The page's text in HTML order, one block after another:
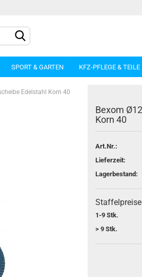
Konto erstellen
Passwort vergessen?
SPORT & GARTEN KFZ-PFLEGE & TEILE
Edelstahl Korn 40
Bexom
Korn 40
Art.Nr.:
Lieferzeit:
Lagerbestand:
Staffelpreise
1-9 Stk.
> 9 Stk.